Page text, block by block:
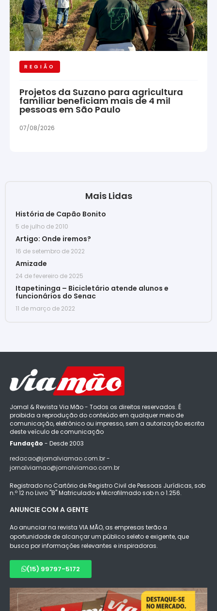
REGIÃO
Projetos da Suzano para agricultura
familiar beneficiam mais de 4 mil
pessoas em São Paulo
07/08/2026
Mais Lidas
História de Capão Bonito
5 de julho de 2010
Artigo: Onde iremos?
16 de setembro de 2022
Amizade
24 de fevereiro de 2025
Itapetininga – Bicicletário atende alunos e
funcionários do Senac
11 de março de 2022
Jornal & Revista Via Mão - Todos os direitos reservados. É
proibida a reprodução do conteúdo em qualquer meio de
comunicação, eletrônico ou impresso, sem a autorização escrita
deste veículo de comunicação
Fundação - Desde 2003
redacao@jornalviamao.com.br -
jornalviamao@jornalviamao.com.br
Registrado no Cartório de Registro Civil de Pessoas Jurídicas, sob
n.º 12 no Livro "B" Matriculado e Microfilmado sob n.o 1.256.
ANUNCIE COM A GENTE
Ao anunciar na revista VIA MÃO, as empresas terão a
oportunidade de alcançar um público seleto e exigente, que
busca por informações relevantes e inspiradoras.
(15) 99797-5172